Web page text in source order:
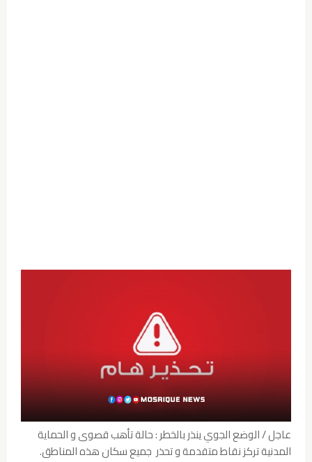
عاجل / الوضع الجوي ينذر بالخطر : حالة تأهب قصوى و الحماية
المدنية تركز نقاط متقدمة و تحذر جميع سكان هذه المناطق.